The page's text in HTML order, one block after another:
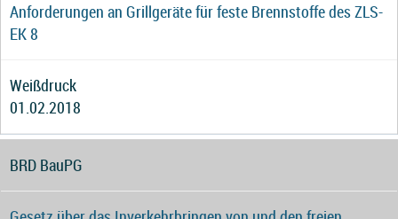
Anforderungen an Grillgeräte für feste Brennstoffe des ZLS-
EK 8
Weißdruck
01.02.2018
BRD BauPG